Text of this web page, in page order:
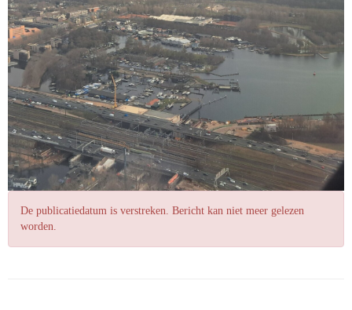
De publicatiedatum is verstreken. Bericht kan niet meer gelezen
worden.